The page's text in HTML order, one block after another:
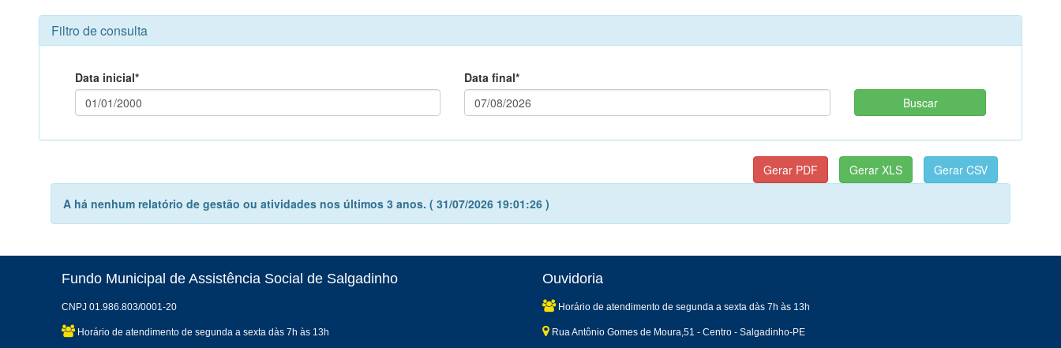
Filtro de consulta
Data inicial* Data final*
A há nenhum relatório de gestão ou atividades nos últimos 3 anos. ( 31/07/2026 19:01:26 )
Fundo Municipal de Assistência Social de Salgadinho
CNPJ 01.986.803/0001-20
Horário de atendimento de segunda a sexta dàs 7h às 13h
Ouvidoria
Horário de atendimento de segunda a sexta dàs 7h às 13h
Rua Antônio Gomes de Moura,51 - Centro - Salgadinho-PE